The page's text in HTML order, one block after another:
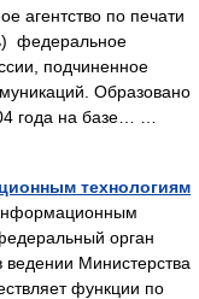
агентство по печати
федеральное
подчиненное
Образовано
года на базе… …
технологиям
орган
Министерства
функции по